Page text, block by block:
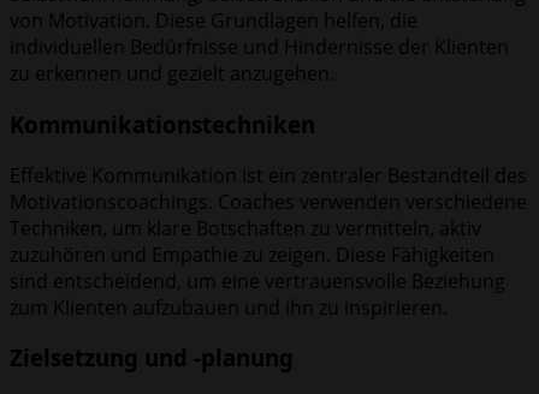
von Motivation. Diese Grundlagen helfen, die
individuellen Bedürfnisse und Hindernisse der Klienten
zu erkennen und gezielt anzugehen.
Kommunikationstechniken
Effektive Kommunikation ist ein zentraler Bestandteil des
Motivationscoachings. Coaches verwenden verschiedene
Techniken, um klare Botschaften zu vermitteln, aktiv
zuzuhören und Empathie zu zeigen. Diese Fähigkeiten
sind entscheidend, um eine vertrauensvolle Beziehung
zum Klienten aufzubauen und ihn zu inspirieren.
Zielsetzung und -planung